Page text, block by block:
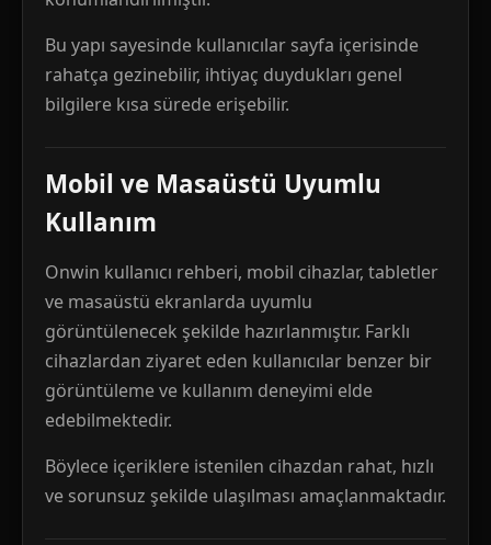
Bu yapı sayesinde kullanıcılar sayfa içerisinde
rahatça gezinebilir, ihtiyaç duydukları genel
bilgilere kısa sürede erişebilir.
Mobil ve Masaüstü Uyumlu
Kullanım
Onwin kullanıcı rehberi, mobil cihazlar, tabletler
ve masaüstü ekranlarda uyumlu
görüntülenecek şekilde hazırlanmıştır. Farklı
cihazlardan ziyaret eden kullanıcılar benzer bir
görüntüleme ve kullanım deneyimi elde
edebilmektedir.
Böylece içeriklere istenilen cihazdan rahat, hızlı
ve sorunsuz şekilde ulaşılması amaçlanmaktadır.